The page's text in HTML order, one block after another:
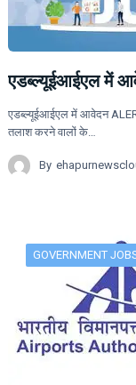
एडब्ल्यूईआईएल में
एडब्ल्यूईआईएल में आवेदन
तलाश करने वालों के…
By
GOVERNMENT